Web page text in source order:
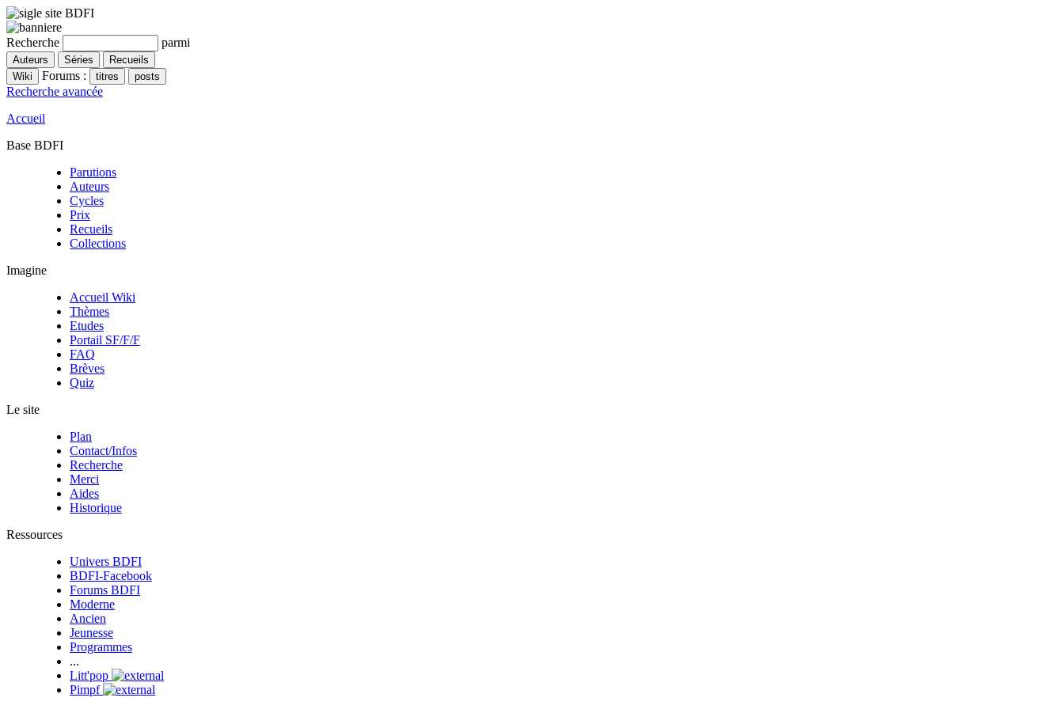
Recherche parmi
Forums :
Recherche avancée
Accueil
Base BDFI
Parutions
Auteurs
Cycles
Prix
Recueils
Collections
Imagine
Accueil Wiki
Thèmes
Etudes
Portail SF/F/F
FAQ
Brèves
Quiz
Le site
Plan
Contact/Infos
Recherche
Merci
Aides
Historique
Ressources
Univers BDFI
BDFI-Facebook
Forums BDFI
Moderne
Ancien
Jeunesse
Programmes
...
Litt'pop
Pimpf